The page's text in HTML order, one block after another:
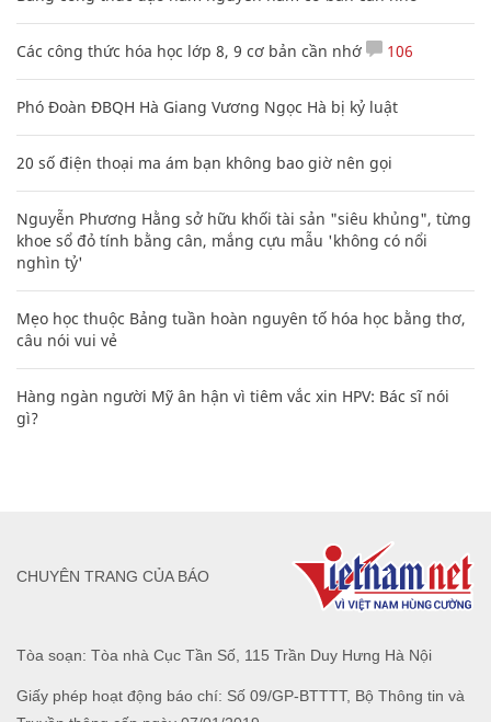
Các công thức hóa học lớp 8, 9 cơ bản cần nhớ 106
Phó Đoàn ĐBQH Hà Giang Vương Ngọc Hà bị kỷ luật
20 số điện thoại ma ám bạn không bao giờ nên gọi
Nguyễn Phương Hằng sở hữu khối tài sản "siêu khủng", từng
khoe sổ đỏ tính bằng cân, mắng cựu mẫu 'không có nổi
nghìn tỷ'
Mẹo học thuộc Bảng tuần hoàn nguyên tố hóa học bằng thơ,
câu nói vui vẻ
Hàng ngàn người Mỹ ân hận vì tiêm vắc xin HPV: Bác sĩ nói
gì?
Tòa soạn: Tòa nhà Cục Tần Số, 115 Trần Duy Hưng Hà Nội
Giấy phép hoạt động báo chí: Số 09/GP-BTTTT, Bộ Thông tin và
CHUYÊN TRANG CỦA BÁO